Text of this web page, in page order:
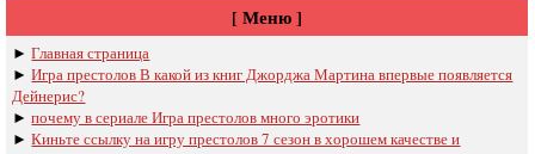
[ Меню ]
►Главная страница
►Игра престолов В какой из книг Джорджа Мартина впервые появляется
Дейнерис?
►почему в сериале Игра престолов много эротики
►Киньте ссылку на игру престолов 7 сезон в хорошем качестве и